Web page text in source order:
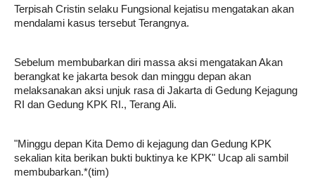
Terpisah Cristin selaku Fungsional kejatisu mengatakan akan
mendalami kasus tersebut Terangnya.
Sebelum membubarkan diri massa aksi mengatakan Akan
berangkat ke jakarta besok dan minggu depan akan
melaksanakan aksi unjuk rasa di Jakarta di Gedung Kejagung
RI dan Gedung KPK RI., Terang Ali.
"Minggu depan Kita Demo di kejagung dan Gedung KPK
sekalian kita berikan bukti buktinya ke KPK" Ucap ali sambil
membubarkan.*(tim)